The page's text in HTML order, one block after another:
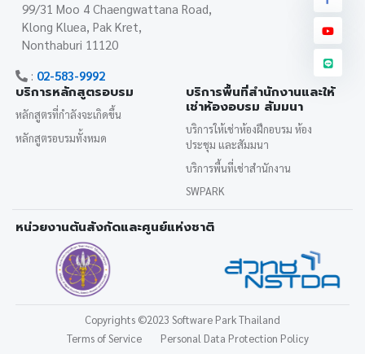
99/31 Moo 4 Chaengwattana Road,
Klong Kluea, Pak Kret,
Nonthaburi 11120
: 02-583-9992
บริการหลักสูตรอบรม
หลักสูตรที่กำลังจะเกิดขึ้น
หลักสูตรอบรมทั้งหมด
บริการพื้นที่สำนักงานและให้
เช่าห้องอบรม สัมมนา
บริการให้เช่าห้องฝึกอบรม ห้อง
ประชุม และสัมมนา
บริการพื้นที่เช่าสำนักงาน
SWPARK
หน่วยงานต้นสังกัดและศูนย์แห่งชาติ
Copyrights ©2023 Software Park Thailand
Terms of Service
Personal Data Protection Policy